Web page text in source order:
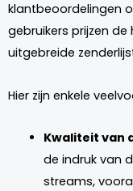
klantbeoordelingen
gebruikers prijzen
uitgebreide
Hier zijn enkele
Kwaliteit van
de indruk van
streams,